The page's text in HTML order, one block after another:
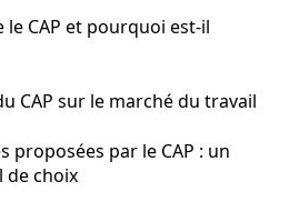
le CAP et pourquoi est-il
CAP sur le marché du travail
proposées par le CAP : un
de choix